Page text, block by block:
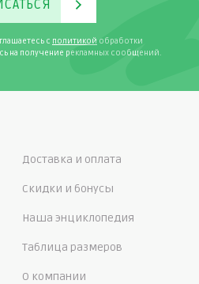
с политикой обработки
на получение рекламных сообщений.
Доставка и оплата
Скидки и бонусы
Наша энциклопедия
Таблица размеров
О компании